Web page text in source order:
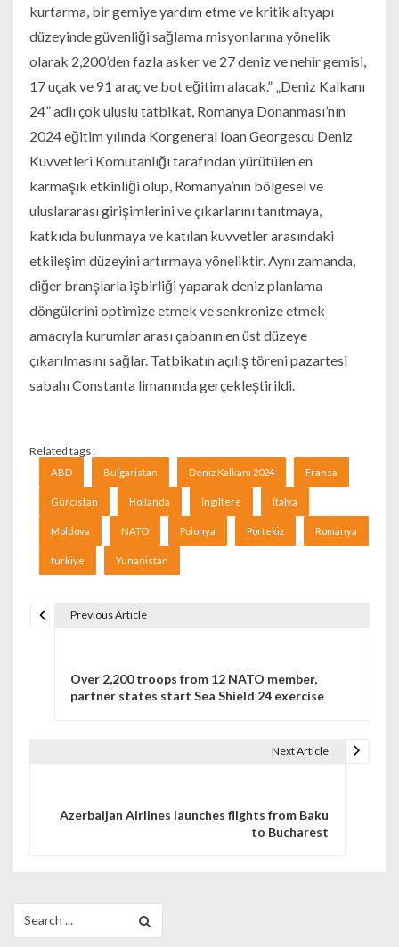
kurtarma, bir gemiye yardım etme ve kritik altyapı
düzeyinde güvenliği sağlama misyonlarına yönelik
olarak 2,200’den fazla asker ve 27 deniz ve nehir gemisi,
17 uçak ve 91 araç ve bot eğitim alacak.” „Deniz Kalkanı
24” adlı çok uluslu tatbikat, Romanya Donanması’nın
2024 eğitim yılında Korgeneral Ioan Georgescu Deniz
Kuvvetleri Komutanlığı tarafından yürütülen en
karmaşık etkinliği olup, Romanya’nın bölgesel ve
uluslararası girişimlerini ve çıkarlarını tanıtmaya,
katkıda bulunmaya ve katılan kuvvetler arasındaki
etkileşim düzeyini artırmaya yöneliktir. Aynı zamanda,
diğer branşlarla işbirliği yaparak deniz planlama
döngülerini optimize etmek ve senkronize etmek
amacıyla kurumlar arası çabanın en üst düzeye
çıkarılmasını sağlar. Tatbikatın açılış töreni pazartesi
sabahı Constanta limanında gerçekleştirildi.
Related tags :
ABD Bulgaristan Deniz Kalkanı 2024 Fransa
Gürcistan Hollanda İngiltere İtalya
Moldova NATO Polonya Portekiz Romanya
turkiye Yunanistan
Previous Article
Over 2,200 troops from 12 NATO member,
partner states start Sea Shield 24 exercise
Next Article
Azerbaijan Airlines launches flights from Baku
to Bucharest